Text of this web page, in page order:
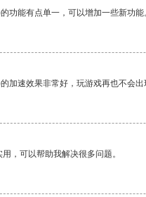
功能有点单一，可以增加一些新功
加速效果非常好，玩游戏再也不会
，可以帮助我解决很多问题。